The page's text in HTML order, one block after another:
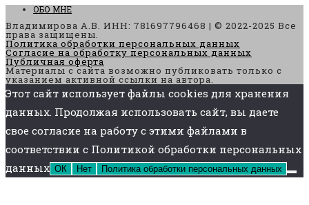
ОБО МНЕ
Владимирова А.В. ИНН: 781697796468 | © 2022-2025 Все
права защищены.
Политика обработки персональных данных
Согласие на обработку персональных данных
Публичная оферта
Материалы с сайта возможно публиковать только с
указанием активной ссылки на автора.
Этот сайт использует файлы cookies для хранения
данных. Продолжая использовать сайт, вы даете
свое согласие на работу с этими файлами в
соответствии с Политикой обработки персональных
данных ОК Нет Политика обработки персональных данных